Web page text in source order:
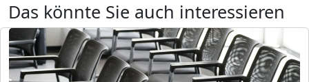
Das könnte Sie auch interessieren